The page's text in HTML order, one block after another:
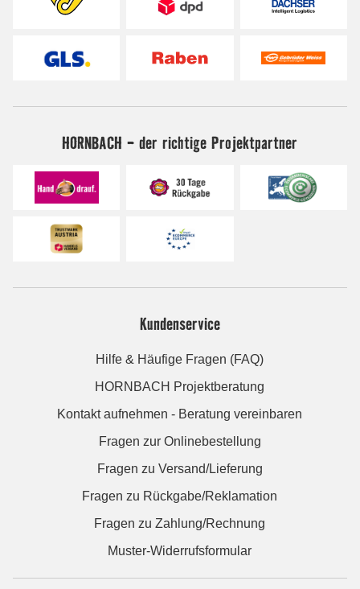
HORNBACH - der richtige Projektpartner
Kundenservice
Hilfe & Häufige Fragen (FAQ)
HORNBACH Projektberatung
Kontakt aufnehmen - Beratung vereinbaren
Fragen zur Onlinebestellung
Fragen zu Versand/Lieferung
Fragen zu Rückgabe/Reklamation
Fragen zu Zahlung/Rechnung
Muster-Widerrufsformular